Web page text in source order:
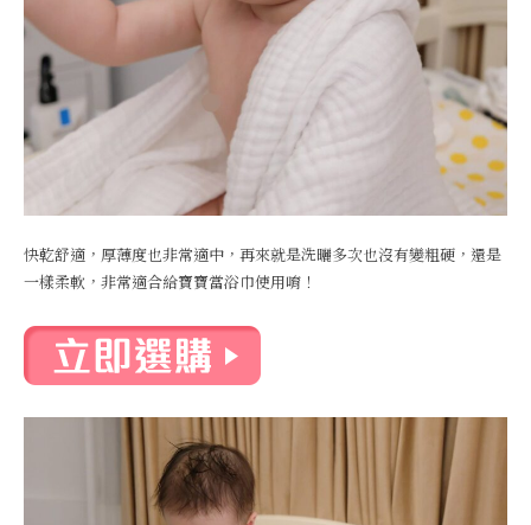
快乾舒適，厚薄度也非常適中，再來就是洗曬多次也沒有變粗硬，還是
一樣柔軟，非常適合給寶寶當浴巾使用唷！